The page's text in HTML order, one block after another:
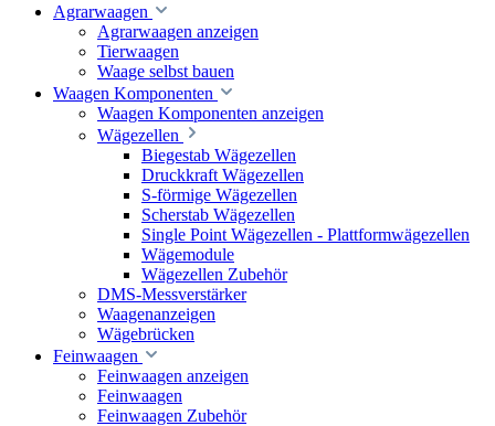
Agrarwaagen
Agrarwaagen anzeigen
Tierwaagen
Waage selbst bauen
Waagen Komponenten
Waagen Komponenten anzeigen
Wägezellen
Biegestab Wägezellen
Druckkraft Wägezellen
S-förmige Wägezellen
Scherstab Wägezellen
Single Point Wägezellen - Plattformwägezellen
Wägemodule
Wägezellen Zubehör
DMS-Messverstärker
Waagenanzeigen
Wägebrücken
Feinwaagen
Feinwaagen anzeigen
Feinwaagen
Feinwaagen Zubehör